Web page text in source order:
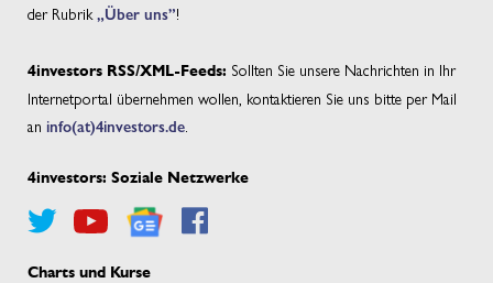
der Rubrik „Über uns”!
4investors RSS/XML-Feeds: Sollten Sie unsere Nachrichten in Ihr
Internetportal übernehmen wollen, kontaktieren Sie uns bitte per Mail
an info(at)4investors.de
4investors: Soziale Netzwerke
Charts und Kurse